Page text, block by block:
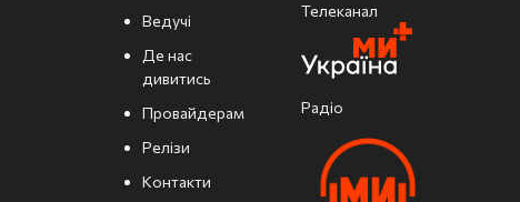
Ведучі
Де нас
дивитись
Провайдерам
Релізи
Контакти
Телеканал
Радіо